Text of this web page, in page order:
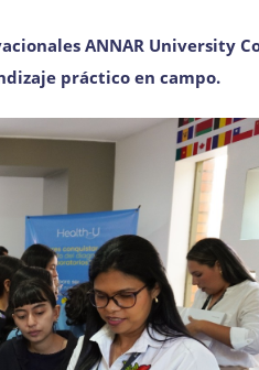
ANNAR University
práctico en campo.